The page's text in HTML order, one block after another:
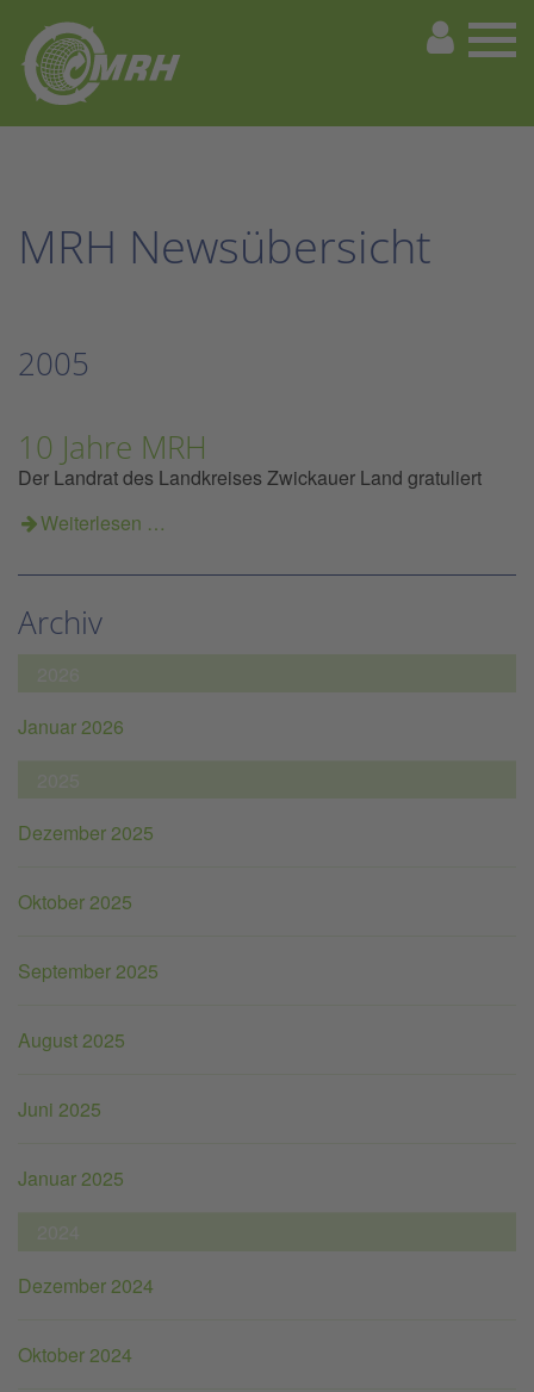
MRH Newsübersicht
2005
10 Jahre MRH
Der Landrat des Landkreises Zwickauer Land gratuliert
Weiterlesen …
Archiv
Januar 2026
Dezember 2025
Oktober 2025
September 2025
August 2025
Juni 2025
Januar 2025
Dezember 2024
Oktober 2024